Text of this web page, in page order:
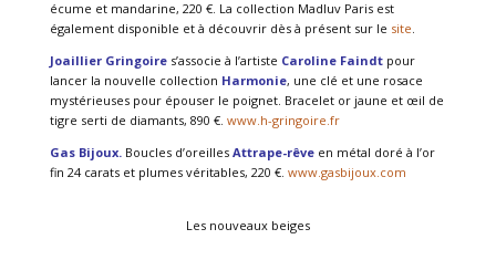
écume et mandarine, 220 €. La collection Madluv Paris est
également disponible et à découvrir dès à présent sur le site.
Joaillier Gringoires’associe à l’artiste Caroline Faindtpour
lancer la nouvelle collection Harmonie, une clé et une rosace
mystérieuses pour épouser le poignet. Bracelet or jaune et œil de
tigre serti de diamants, 890 €. www.h-gringoire.fr
Gas Bijoux.Boucles d’oreilles Attrape-rêveen métal doré à l’or
fin 24 carats et plumes véritables, 220 €. www.gasbijoux.com
Les nouveaux beiges